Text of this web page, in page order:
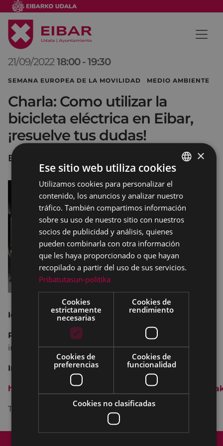
21/09/2022 18:00 -19:30
SEMANA EUROPEA DE LA MOVILIDAD MEDIO AMBIENTE
Charla: Como utilizar la
bicicleta eléctrica en Eibar,
¡resuelve tus dudas!
Errebal Plazia (A gela)
Idioma: Euskera
Plazo de inscripción:
Hasta el 19 de septiembre
inclusive
Inscripción:
https://formularioak.eibar.eus/es/
Tel. 943 70 84 08
SPANISH
×
Ese sitio web utiliza cookies
Utilizamos cookies para personalizar el
contenido, los anuncios y analizar nuestro
tráfico. También compartimos información
sobre su uso de nuestro sitio con nuestros
socios de publicidad y análisis, quienes
pueden combinarla con otra información
que les haya proporcionado o que hayan
recopilado a partir del uso de sus servicios.
Pribatutasun-politika
Cookies
estrictamente
necesarias
Cookies de
rendimiento
Cookies de
preferencias
Cookies de
funcionalidad
Cookies no clasificadas